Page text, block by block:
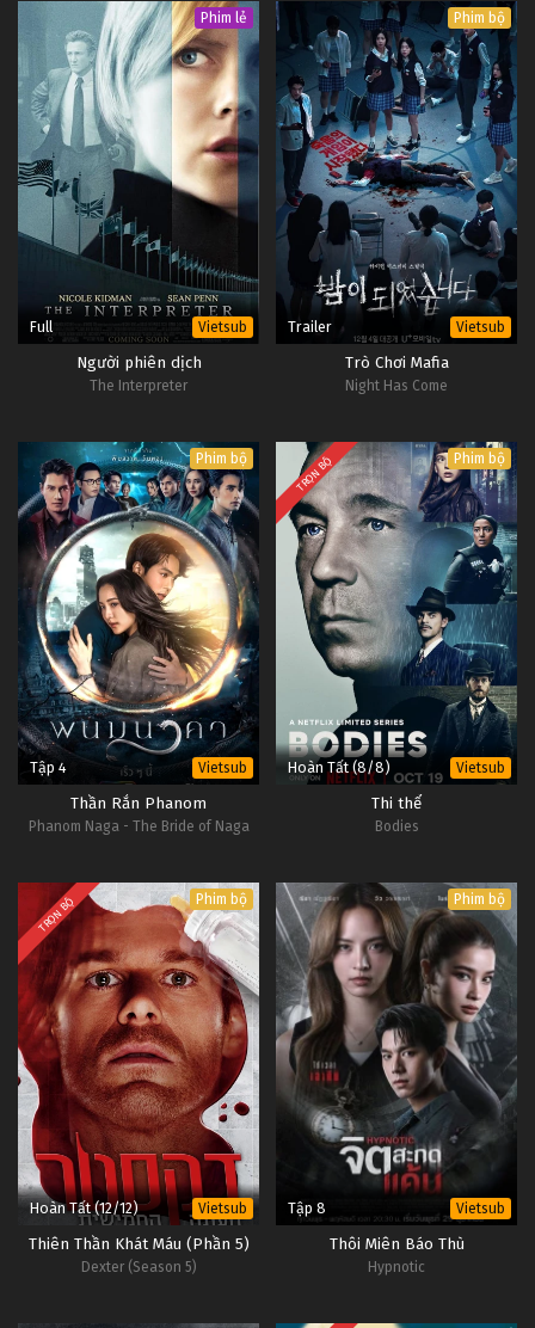
Phim lẻ
Full Vietsub
Người phiên dịch
The Interpreter
Phim bộ
Trailer Vietsub
Trò Chơi Mafia
Night Has Come
Phim bộ
Tập 4 Vietsub
Thần Rắn Phanom
Phanom Naga - The Bride of Naga
TRỌN BỘ Phim bộ
Hoàn Tất (8/8) Vietsub
Thi thể
Bodies
TRỌN BỘ Phim bộ
Hoàn Tất (12/12) Vietsub
Thiên Thần Khát Máu (Phần 5)
Dexter (Season 5)
Phim bộ
Tập 8 Vietsub
Thôi Miên Báo Thù
Hypnotic